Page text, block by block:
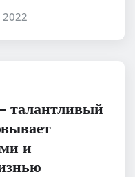
талантливый
и